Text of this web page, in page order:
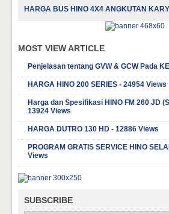
HARGA BUS HINO 4X4 ANGKUTAN
MOST VIEW ARTICLE
Penjelasan tentang GVW & GCW Pada
HARGA HINO 200 SERIES - 24954 Views
Harga dan Spesifikasi HINO FM 260 JD
13924 Views
HARGA DUTRO 130 HD - 12886 Views
PROGRAM GRATIS SERVICE HINO
Views
SUBSCRIBE